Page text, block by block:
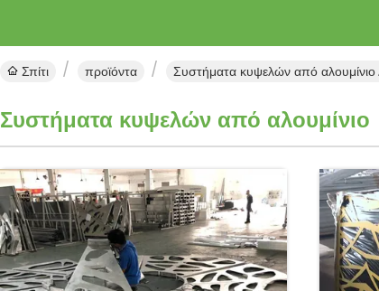
Σπίτι προϊόντα Συστήματα κυψελών από αλουμίνιο
Συστήματα κυψελών από αλουμίνιο